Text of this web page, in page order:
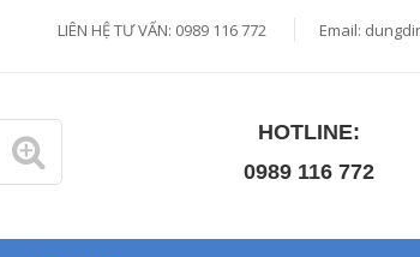
LIÊN HỆ TƯ VẤN: 0989 116 772 Email:
HOTLINE:
0989 116 772